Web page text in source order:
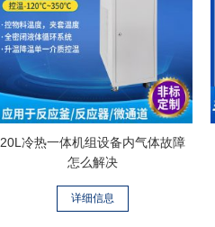
20L冷热一体机组设备内气体故障
怎么解决
详细信息